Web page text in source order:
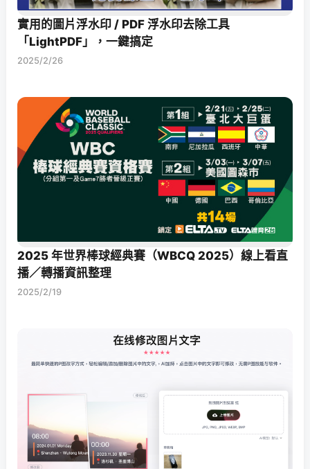
實用的圖片浮水印 / PDF 浮水印去除工具
「LightPDF」，一鍵搞定
2025/2/26
2025 年世界棒球經典賽（WBCQ 2025）線上看直
播／轉播資訊整理
2025/2/19